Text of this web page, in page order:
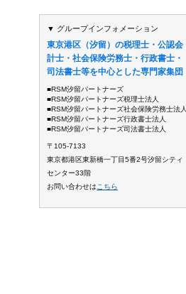
▼ グループインフォメーション
東京港区（汐留）の税理士・公認会
計士・社会保険労務士・行政書士・
司法書士等を中心とした専門家集団
■RSM汐留パートナーズ
■RSM汐留パートナーズ税理士法人
■RSM汐留パートナーズ社会保険労務士法人
■RSM汐留パートナーズ行政書士法人
■RSM汐留パートナーズ司法書士法人
〒105-7133
東京都港区東新橋一丁目5番2号汐留シティ
センター33階
お問い合わせは こちら